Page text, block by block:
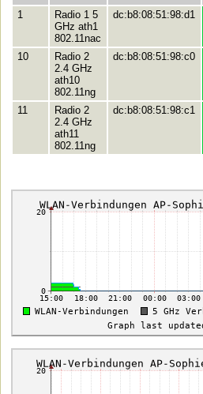
1
Radio 1 5
GHz ath1
802.11nac
dc:b8:08:51:98:d1
10
Radio 2
2.4 GHz
ath10
802.11ng
dc:b8:08:51:98:c0
11
Radio 2
2.4 GHz
ath11
802.11ng
dc:b8:08:51:98:c1